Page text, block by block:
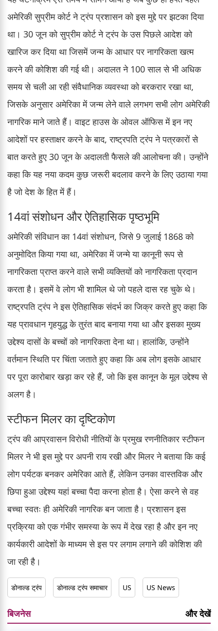
अमेरिकी सुप्रीम कोर्ट ने ट्रंप प्रशासन को इस मुद्दे पर झटका दिया
था। 30 जून को सुप्रीम कोर्ट ने ट्रंप के उस पिछले आदेश को
खारिज कर दिया था जिसमें जन्म के आधार पर नागरिकता खत्म
करने की कोशिश की गई थी। अदालत ने 100 साल से भी अधिक
समय से चली आ रही संवैधानिक व्यवस्था को बरकरार रखा था,
जिसके अनुसार अमेरिका में जन्म लेने वाले लगभग सभी लोग अमेरिकी
नागरिक माने जाते हैं। वाइट हाउस के ओवल ऑफिस में इन नए
आदेशों पर हस्ताक्षर करने के बाद, राष्ट्रपति ट्रंप ने पत्रकारों से
बात करते हुए 30 जून के अदालती फैसले की आलोचना की। उन्होंने
कहा कि यह नया कदम कुछ जरूरी बदलाव करने के लिए उठाया गया
है जो देश के हित में हैं।
14वां संशोधन और ऐतिहासिक पृष्ठभूमि
अमेरिकी संविधान का 14वां संशोधन, जिसे 9 जुलाई 1868 को
अनुमोदित किया गया था, अमेरिका में जन्मे या कानूनी रूप से
नागरिकता प्राप्त करने वाले सभी व्यक्तियों को नागरिकता प्रदान
करता है। इसमें वे लोग भी शामिल थे जो पहले दास रह चुके थे।
राष्ट्रपति ट्रंप ने इस ऐतिहासिक संदर्भ का जिक्र करते हुए कहा कि
यह प्रावधान गृहयुद्ध के तुरंत बाद बनाया गया था और इसका मुख्य
उद्देश्य दासों के बच्चों को नागरिकता देना था। हालांकि, उन्होंने
वर्तमान स्थिति पर चिंता जताते हुए कहा कि अब लोग इसके आधार
पर पूरा कारोबार खड़ा कर रहे हैं, जो कि इस कानून के मूल उद्देश्य से
अलग है।
स्टीफन मिलर का दृष्टिकोण
ट्रंप की आप्रवासन विरोधी नीतियों के प्रमुख रणनीतिकार स्टीफन
मिलर ने भी इस मुद्दे पर अपनी राय रखी और मिलर ने बताया कि कई
लोग पर्यटक बनकर अमेरिका आते हैं, लेकिन उनका वास्तविक और
छिपा हुआ उद्देश्य यहां बच्चा पैदा करना होता है। ऐसा करने से वह
बच्चा स्वतः ही अमेरिकी नागरिक बन जाता है। प्रशासन इस
प्रक्रिया को एक गंभीर समस्या के रूप में देख रहा है और इन नए
कार्यकारी आदेशों के माध्यम से इस पर लगाम लगाने की कोशिश की
जा रही है।
डोनाल्ड ट्रंप डोनाल्ड ट्रंप समाचार US US News
बिजनेस और देखें